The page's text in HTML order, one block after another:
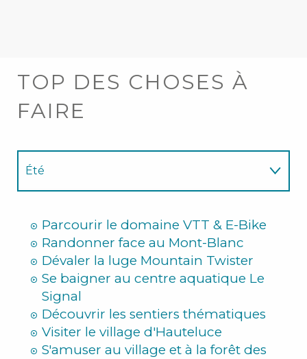
TOP DES CHOSES À
FAIRE
Été
Parcourir le domaine VTT & E-Bike
Randonner face au Mont-Blanc
Dévaler la luge Mountain Twister
Se baigner au centre aquatique Le
Signal
Découvrir les sentiers thématiques
Visiter le village d'Hauteluce
S'amuser au village et à la forêt des